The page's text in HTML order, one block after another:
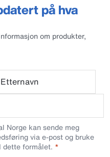
på hva
om produkter,
Etternavn
Norge kan sende meg
via e-post og bruke
dette formålet.